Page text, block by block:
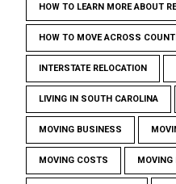
HOW TO LEARN MORE ABOUT
HOW TO MOVE ACROSS
INTERSTATE RELOCATION
LIVING IN SOUTH CAROLINA
MOVING BUSINESS
MOVING COSTS MOVING